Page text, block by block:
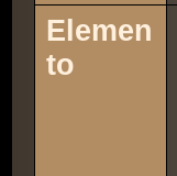
Elemen
to